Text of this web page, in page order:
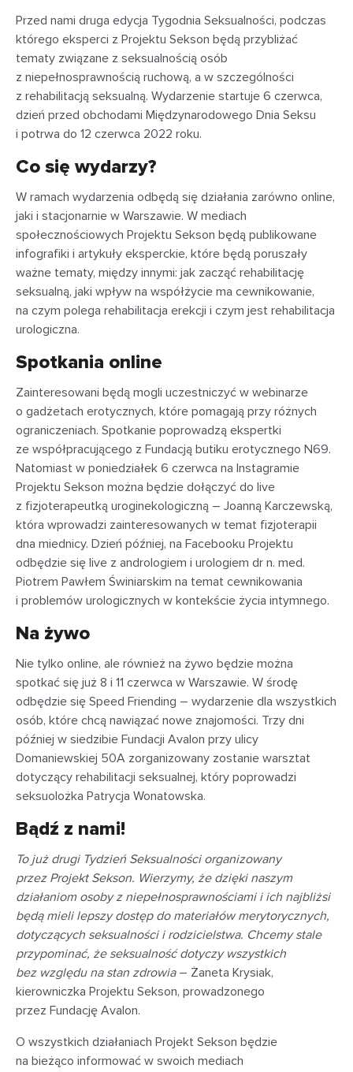
Przed nami druga edycja Tygodnia Seksualności, podczas
którego eksperci z Projektu Sekson będą przybliżać
tematy związane z seksualnością osób
z niepełnosprawnością ruchową, a w szczególności
z rehabilitacją seksualną. Wydarzenie startuje 6 czerwca,
dzień przed obchodami Międzynarodowego Dnia Seksu
i potrwa do 12 czerwca 2022 roku.
Co się wydarzy?
W ramach wydarzenia odbędą się działania zarówno online,
jaki i stacjonarnie w Warszawie. W mediach
społecznościowych Projektu Sekson będą publikowane
infografiki i artykuły eksperckie, które będą poruszały
ważne tematy, między innymi: jak zacząć rehabilitację
seksualną, jaki wpływ na współżycie ma cewnikowanie,
na czym polega rehabilitacja erekcji i czym jest rehabilitacja
urologiczna.
Spotkania online
Zainteresowani będą mogli uczestniczyć w webinarze
o gadżetach erotycznych, które pomagają przy różnych
ograniczeniach. Spotkanie poprowadzą ekspertki
ze współpracującego z Fundacją butiku erotycznego N69.
Natomiast w poniedziałek 6 czerwca na Instagramie
Projektu Sekson można będzie dołączyć do live
z fizjoterapeutką uroginekologiczną – Joanną Karczewską,
która wprowadzi zainteresowanych w temat fizjoterapii
dna miednicy. Dzień później, na Facebooku Projektu
odbędzie się live z andrologiem i urologiem dr n. med.
Piotrem Pawłem Świniarskim na temat cewnikowania
i problemów urologicznych w kontekście życia intymnego.
Na żywo
Nie tylko online, ale również na żywo będzie można
spotkać się już 8 i 11 czerwca w Warszawie. W środę
odbędzie się Speed Friending – wydarzenie dla wszystkich
osób, które chcą nawiązać nowe znajomości. Trzy dni
później w siedzibie Fundacji Avalon przy ulicy
Domaniewskiej 50A zorganizowany zostanie warsztat
dotyczący rehabilitacji seksualnej, który poprowadzi
seksuolożka Patrycja Wonatowska.
Bądź z nami!
To już drugi Tydzień Seksualności organizowany
przez Projekt Sekson. Wierzymy, że dzięki naszym
działaniom osoby z niepełnosprawnościami i ich najbliżsi
będą mieli lepszy dostęp do materiałów merytorycznych,
dotyczących seksualności i rodzicielstwa. Chcemy stale
przypominać, że seksualność dotyczy wszystkich
bez względu na stan zdrowia– Żaneta Krysiak,
kierowniczka Projektu Sekson, prowadzonego
przez Fundację Avalon.
O wszystkich działaniach Projekt Sekson będzie
na bieżąco informować w swoich mediach